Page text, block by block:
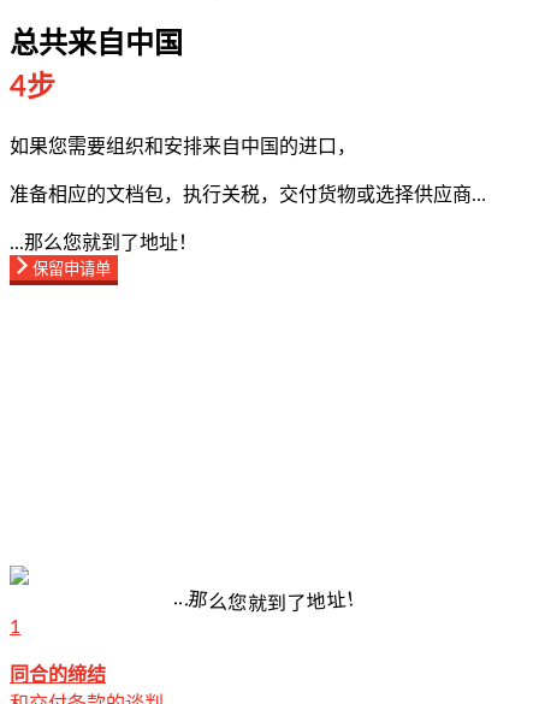
总共来自中国
4步
如果您需要组织和安排来自中国的进口，
准备相应的文档包，执行关税，交付货物或选择供应商…
...那么您就到了地址！
保留申请单
...那么您就到了地址！
1
同合的缔结